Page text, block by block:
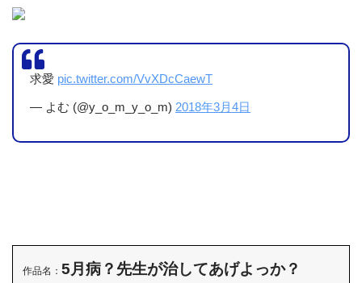
求愛 pic.twitter.com/VvXDcCaewT
— よむ (@y_o_m_y_o_m) 2018年3月4日
作品名： 5月病？先生が治してあげよっか？